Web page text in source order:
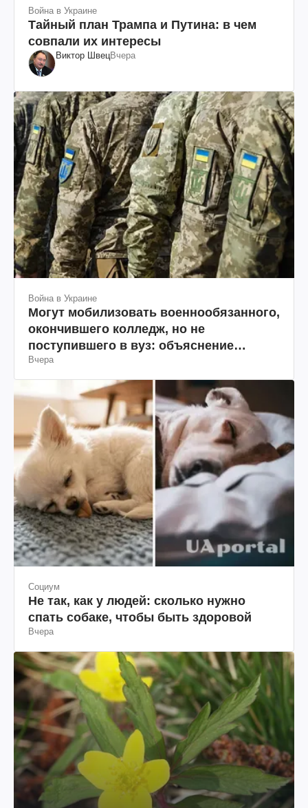
Война в Украине
Тайный план Трампа и Путина: в чем
совпали их интересы
Виктор ШвецВчера
Война в Украине
Могут мобилизовать военнообязанного,
окончившего колледж, но не
поступившего в вуз: объяснение
юриста
Вчера
Социум
Не так, как у людей: сколько нужно
спать собаке, чтобы быть здоровой
Вчера